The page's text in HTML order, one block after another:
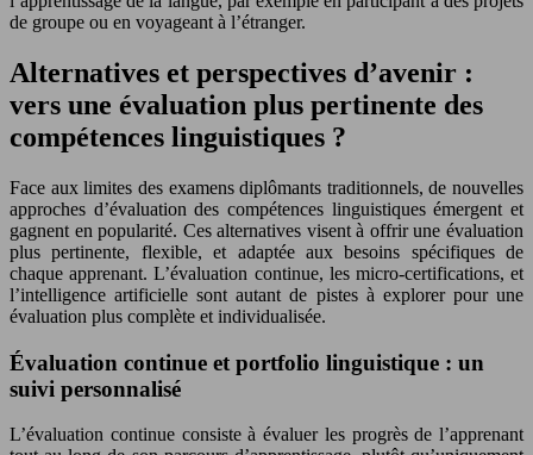
de groupe ou en voyageant à l’étranger.
Alternatives et perspectives d’avenir :
vers une évaluation plus pertinente des
compétences linguistiques ?
Face aux limites des examens diplômants traditionnels, de nouvelles
approches d’évaluation des compétences linguistiques émergent et
gagnent en popularité. Ces alternatives visent à offrir une évaluation
plus pertinente, flexible, et adaptée aux besoins spécifiques de
chaque apprenant. L’évaluation continue, les micro-certifications, et
l’intelligence artificielle sont autant de pistes à explorer pour une
évaluation plus complète et individualisée.
Évaluation continue et portfolio linguistique : un
suivi personnalisé
L’évaluation continue consiste à évaluer les progrès de l’apprenant